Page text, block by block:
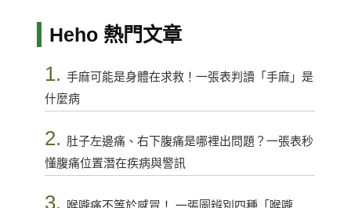
Heho 熱門文章
1. 手麻可能是身體在求救！一張表判讀「手麻」是
什麼病
2. 肚子左邊痛、右下腹痛是哪裡出問題？一張表秒
懂腹痛位置潛在疾病與警訊
3.
喉嚨痛不等於感冒！ 一張圖辨別四種「喉嚨